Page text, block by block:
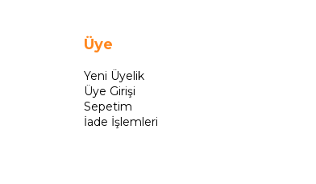
Üye
Yeni Üyelik
Üye Girişi
Sepetim
İade İşlemleri